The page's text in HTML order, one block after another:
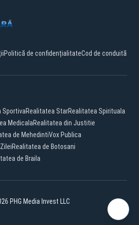
Politică de confidențialitateCod de conduită
SportivaRealitatea StarRealitatea Spirituala
MedicalaRealitatea din Justitie
de MehedintiVox Publica
Realitatea de Botosani
de Braila
PHG Media Invest LLC